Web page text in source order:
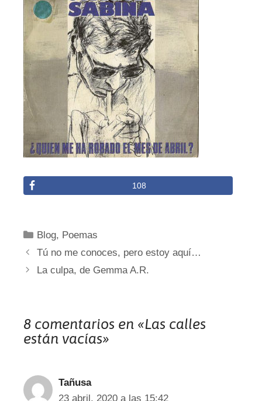
108
Categorías
Blog, Poemas
Tú no me conoces, pero estoy aquí…
La culpa, de Gemma A.R.
8 comentarios en «Las calles
están vacías»
Tañusa
23 abril, 2020 a las 15:42